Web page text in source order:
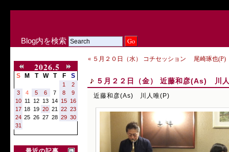
Blog内を検索
2026.5
S M T W T F S
1
2
3
4 5 6 7 8
9
10 11 12 13 14 15 16
17 18 19 20 21 22 23
24 25 26 27 28 29 30
31
« ５月２０日（水） コチセッション 尾崎琢也
５月２２日（金） 近藤和彦(As) 川
近藤和彦(As) 川人唯(P)